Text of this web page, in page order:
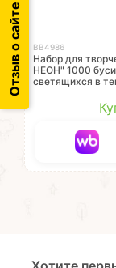
ВВ4986
Набор для
НЕОН" 1000
светящихся в
Отзыв о сайте